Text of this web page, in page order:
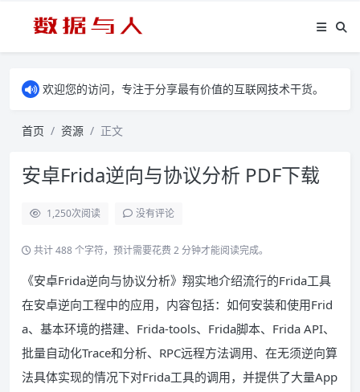
欢迎您的访问，专注于分享最有价值的互联网技术干货。
首页 资源 正文
安卓Frida逆向与协议分析 PDF下载
1,250次阅读 没有评论
共计 488 个字符，预计需要花费 2 分钟才能阅读完成。
《安卓Frida逆向与协议分析》翔实地介绍流行的Frida工具
在安卓逆向工程中的应用，内容包括：如何安装和使用Frid
a、基本环境的搭建、Frida-tools、Frida脚本、Frida API、
批量自动化Trace和分析、RPC远程方法调用、在无须逆向算
法具体实现的情况下对Frida工具的调用，并提供了大量App